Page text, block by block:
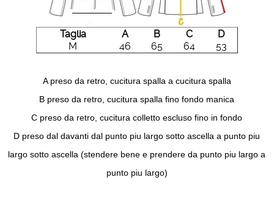
Taglia A B C
D
M
46 65 64 53
A preso da retro, cucitura spalla a cucitura spalla
B preso da retro, cucitura spalla fino fondo manica
C preso da retro, cucitura colletto escluso fino in fondo
D preso dal davanti dal punto piu largo sotto ascella a punto piu
largo sotto ascella (stendere bene e prendere da punto piu largo a
punto piu largo)